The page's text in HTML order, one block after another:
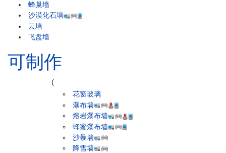
蜂巢墙
沙漠化石墙
云墙
飞盘墙
可制作
(
花窗玻璃
瀑布墙
熔岩瀑布墙
蜂蜜瀑布墙
沙暴墙
降雪墙